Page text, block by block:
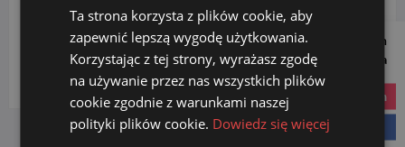
KATEGORIE PRODUKTÓW
Wybierz kategorię
Follow us on
Social Media
instagram
Ta strona korzysta z plików cookie, aby
zapewnić lepszą wygodę użytkowania.
Korzystając z tej strony, wyrażasz zgodę
na używanie przez nas wszystkich plików
cookie zgodnie z warunkami naszej
polityki plików cookie. Dowiedz się więcej